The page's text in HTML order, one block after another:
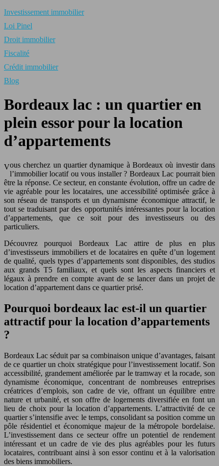
Investissement immobilier
Loi Pinel
Droit immobilier
Fiscalité
Crédit immobilier
Blog
Bordeaux lac : un quartier en
plein essor pour la location
d’appartements
Vous cherchez un quartier dynamique à Bordeaux où investir dans
l’immobilier locatif ou vous installer ? Bordeaux Lac pourrait bien
être la réponse. Ce secteur, en constante évolution, offre un cadre de
vie agréable pour les locataires, une accessibilité optimisée grâce à
son réseau de transports et un dynamisme économique attractif, le
tout se traduisant par des opportunités intéressantes pour la location
d’appartements, que ce soit pour des investisseurs ou des
particuliers.
Découvrez pourquoi Bordeaux Lac attire de plus en plus
d’investisseurs immobiliers et de locataires en quête d’un logement
de qualité, quels types d’appartements sont disponibles, des studios
aux grands T5 familiaux, et quels sont les aspects financiers et
légaux à prendre en compte avant de se lancer dans un projet de
location d’appartement dans ce quartier prisé.
Pourquoi bordeaux lac est-il un quartier
attractif pour la location d’appartements
?
Bordeaux Lac séduit par sa combinaison unique d’avantages, faisant
de ce quartier un choix stratégique pour l’investissement locatif. Son
accessibilité, grandement améliorée par le tramway et la rocade, son
dynamisme économique, concentrant de nombreuses entreprises
créatrices d’emplois, son cadre de vie, offrant un équilibre entre
nature et urbanité, et son offre de logements diversifiée en font un
lieu de choix pour la location d’appartements. L’attractivité de ce
quartier s’intensifie avec le temps, consolidant sa position comme un
pôle résidentiel et économique majeur de la métropole bordelaise.
L’investissement dans ce secteur offre un potentiel de rendement
intéressant et un cadre de vie des plus agréables pour les futurs
locataires, contribuant ainsi à son essor continu et à la valorisation
des biens immobiliers.